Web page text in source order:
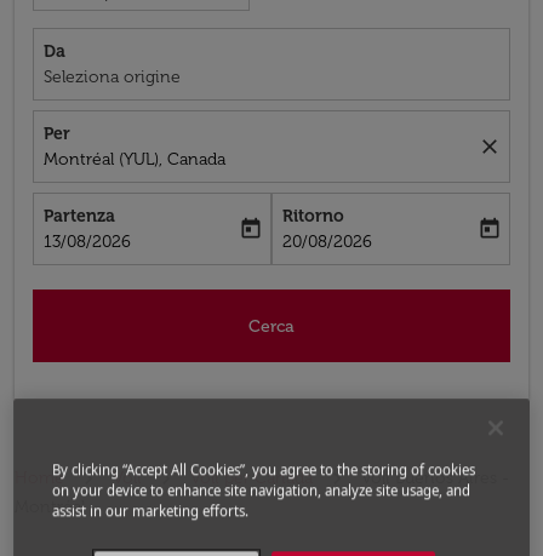
Da
Seleziona origine
Per
Montréal (YUL), Canada
close
Partenza
fc-booking-departure-date-aria-label
13/08/2026
today
Ritorno
fc-booking-return-date-aria-label
20/08/2026
today
Cerca
Home Voli Voli per Canada
Voli Buenos Aires -
Montréal
By clicking “Accept All Cookies”, you agree to the storing of cookies
on your device to enhance site navigation, analyze site usage, and
assist in our marketing efforts.